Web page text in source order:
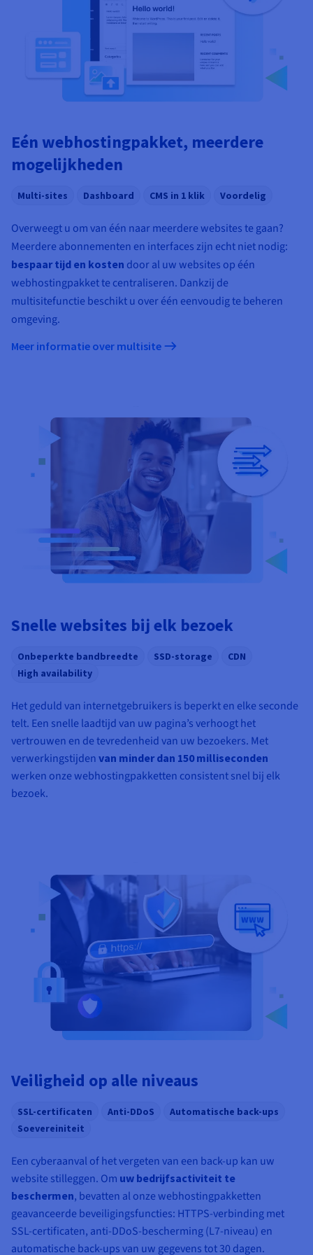
Beschikbaarheid per regio
Documentatie
Roadmap & Changelog
Roadmap & Changelog
Roadmap & Changelog
Roadmap & Changelog
Roadmap & Changelog
Eén webhostingpakket, meerdere
mogelijkheden
Multi-sites Dashboard CMS in 1 klik Voordelig
Overweegt u om van één naar meerdere websites te gaan?
Meerdere abonnementen en interfaces zijn echt niet nodig:
bespaar tijd en kosten door al uw websites op één
webhostingpakket te centraliseren. Dankzij de
multisitefunctie beschikt u over één eenvoudig te beheren
omgeving.
Meer informatie over multisite
Snelle websites bij elk bezoek
Onbeperkte bandbreedte SSD-storage
CDN
High availability
Het geduld van internetgebruikers is beperkt en elke seconde
telt. Een snelle laadtijd van uw pagina’s verhoogt het
vertrouwen en de tevredenheid van uw bezoekers. Met
verwerkingstijden van minder dan 150 milliseconden
werken onze webhostingpakketten consistent snel bij elk
bezoek.
Veiligheid op alle niveaus
SSL-certificaten Anti-DDoS
Automatische back-ups
Soevereiniteit
Een cyberaanval of het vergeten van een back-up kan uw
website stilleggen. Om uw bedrijfsactiviteit te
beschermen, bevatten al onze webhostingpakketten
geavanceerde beveiligingsfuncties: HTTPS-verbinding met
SSL-certificaten, anti-DDoS-bescherming (L7-niveau) en
automatische back-ups van uw gegevens tot 30 dagen.